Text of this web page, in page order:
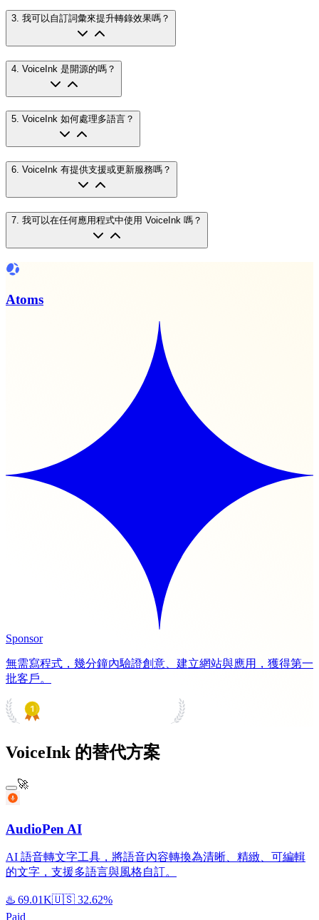
3 我可以自訂詞彙來提升轉錄效果嗎？
4 VoiceInk 是開源的嗎？
5. VoiceInk 如何處理多語言？
6. VoiceInk 有提供支援或更新服務嗎？
7 我可以在任何應用程式中使用 VoiceInk 嗎？
Atoms
Sponsor
無需寫程式，幾分鐘內驗證創意、建立網站與應用，獲得第一
批客戶。
VoiceInk 的替代方案
🚀
AudioPen AI
AI 語音轉文字工具，將語音內容轉換為清晰、精緻、可編輯
的文字，支援多語言與風格自訂。
♨️ 69.01K🇺🇸 32.62%
Paid